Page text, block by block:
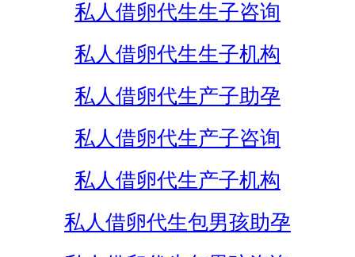
私人借卵代生生子咨询
私人借卵代生生子机构
私人借卵代生产子助孕
私人借卵代生产子咨询
私人借卵代生产子机构
私人借卵代生包男孩助孕